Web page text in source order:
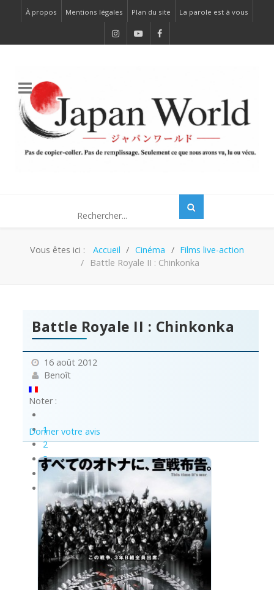
À propos Mentions légales Plan du site La parole est à vous
Vous êtes ici : Accueil Cinéma
Films live-action
Battle Royale II : Chinkonka
Battle Royale II : Chinkonka
16 août 2012
Benoît
Noter :
1
2
3
4
Donner votre avis